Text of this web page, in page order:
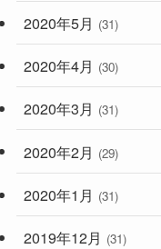
2020年5月 (31)
2020年4月 (30)
2020年3月 (31)
2020年2月 (29)
2020年1月 (31)
2019年12月 (31)